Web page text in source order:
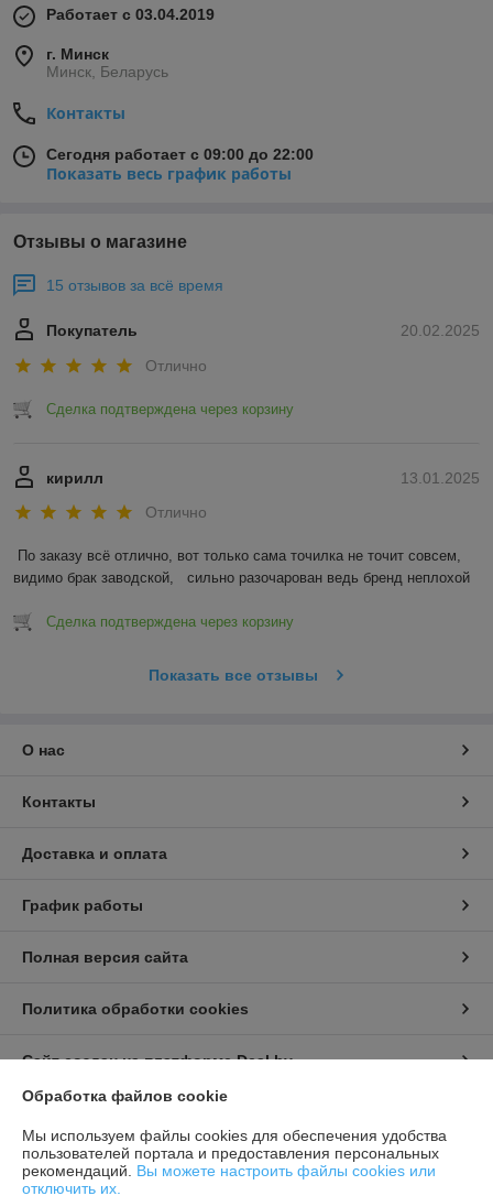
Работает с 03.04.2019
г. Минск
Минск, Беларусь
Контакты
Сегодня работает с 09:00 до 22:00
Показать весь график работы
Отзывы о магазине
15 отзывов за всё время
20.02.2025
Покупатель
Отлично
Сделка подтверждена через корзину
13.01.2025
кирилл
Отлично
По заказу всё отлично, вот только сама точилка не точит совсем,
видимо брак заводской,   сильно разочарован ведь бренд неплохой
Сделка подтверждена через корзину
Показать все отзывы
О нас
Контакты
Доставка и оплата
График работы
Полная версия сайта
Политика обработки cookies
Сайт создан на платформе Deal.by
Информация для покупателя
Индивидуальный предприниматель:Бондарович Андрей Иванович
г. Минск, ул. Первомайская, д. 24 к.3, кв. 15
Обработка файлов cookie
Мы используем файлы cookies для обеспечения удобства
пользователей портала и предоставления персональных
рекомендаций. Вы можете настроить файлы cookies или
отключить их.